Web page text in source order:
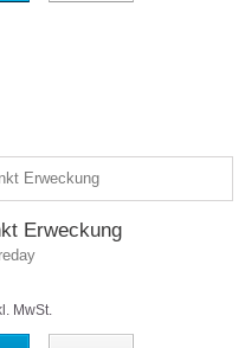
Erweckung
MwSt.